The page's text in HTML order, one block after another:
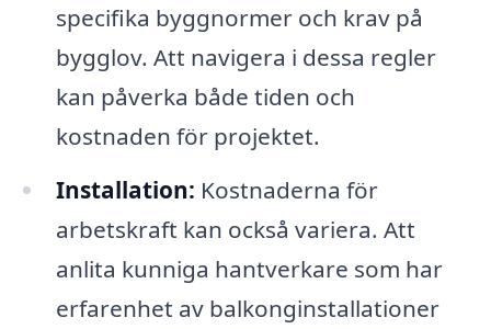
specifika byggnormer och krav på
bygglov. Att navigera i dessa regler
kan påverka både tiden och
kostnaden för projektet.
Installation: Kostnaderna för
arbetskraft kan också variera. Att
anlita kunniga hantverkare som har
erfarenhet av balkonginstallationer